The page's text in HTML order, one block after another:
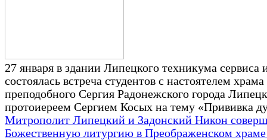
27 января в здании Липецкого техникума сервиса
состоялась встреча студентов с настоятелем храма
преподобного Сергия Радонежского города
протоиереем Сергием Косых на тему «Прививка
Митрополит Липецкий и Задонский Никон
Божественную литургию в Преображенском